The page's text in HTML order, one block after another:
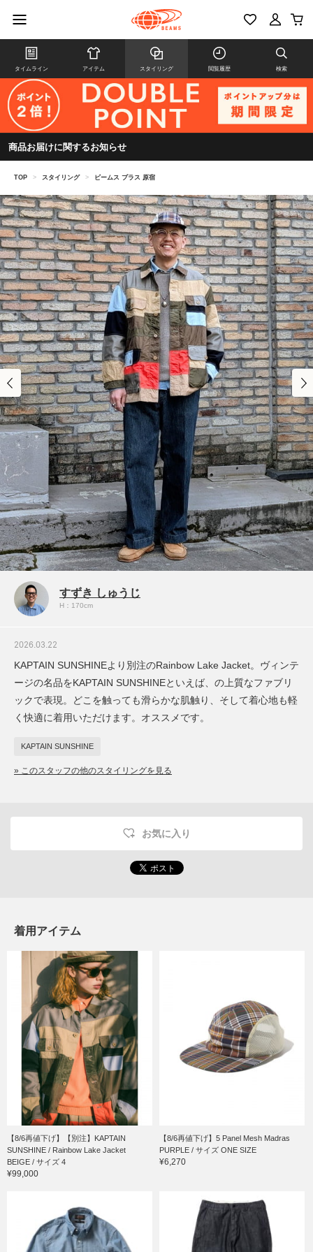
タイムライン アイテム スタイリング 閲覧履歴 検索
商品お届けに関するお知らせ
TOP > スタイリング > ビームス プラス 原宿
すずき しゅうじ
H：170cm
2026.03.22
KAPTAIN SUNSHINEより別注のRainbow Lake Jacket。ヴィンテ
ージの名品をKAPTAIN SUNSHINEといえば、の上質なファブリ
ックで表現。どこを触っても滑らかな肌触り、そして着心地も軽
く快適に着用いただけます。オススメです。
KAPTAIN SUNSHINE
» このスタッフの他のスタイリングを見る
お気に入り
着用アイテム
【8/6再値下げ】【別注】KAPTAIN
SUNSHINE / Rainbow Lake Jacket
BEIGE / サイズ 4
¥99,000
【8/6再値下げ】5 Panel Mesh Madras
PURPLE / サイズ ONE SIZE
¥6,270